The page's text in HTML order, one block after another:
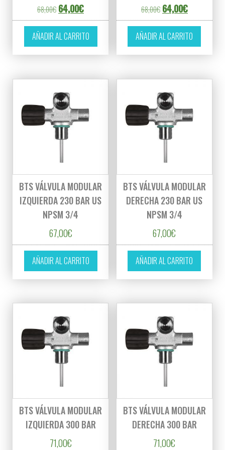
68,00€ El precio original era: 68,00€.
64,00€El precio actual es: 64,00€.
AÑADIR AL CARRITO
68,00€ El precio original
64,00€El precio
AÑADIR AL CARRITO
BTS VÁLVULA MODULAR
IZQUIERDA 230 BAR US
NPSM 3/4
67,00€
AÑADIR AL CARRITO
BTS VÁLVULA MODULAR
DERECHA 230 BAR US
NPSM 3/4
67,00€
AÑADIR AL CARRITO
BTS VÁLVULA MODULAR
IZQUIERDA 300 BAR
71,00€
BTS VÁLVULA MODULAR
DERECHA 300 BAR
71,00€